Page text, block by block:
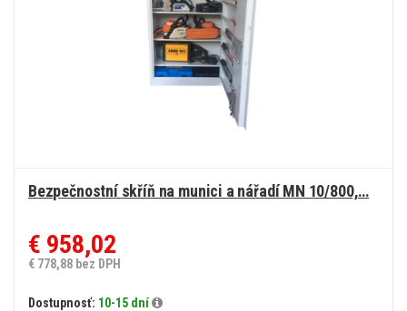
Bezpečnostní skříň na munici a nářadí MN 10/800,…
€ 958,02
€ 778,88 bez DPH
Dostupnosť: 10-15 dní